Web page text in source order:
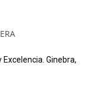
Ginebra,